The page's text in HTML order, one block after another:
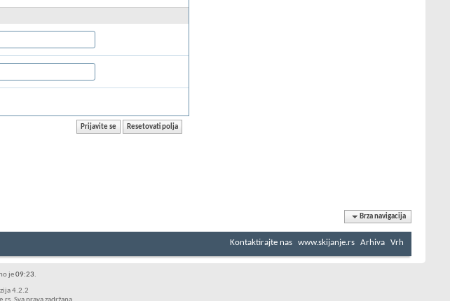
Brza navigacija
Kontaktirajte nas www.skijanje.rs Arhiva Vrh
je09:23.
4.2.2